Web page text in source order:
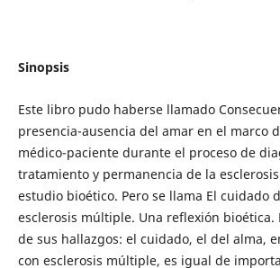
Sinopsis
Este libro pudo haberse llamado
presencia-ausencia del amar en el marco
médico-paciente durante el proceso de
tratamiento y permanencia de la
estudio bioético. Pero se llama El cuidado
esclerosis múltiple. Una reflexión bioética.
de sus hallazgos: el cuidado, el del alma,
con esclerosis múltiple, es igual de